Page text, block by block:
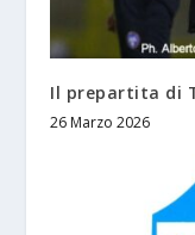
Il prepartita di
26 Marzo 2026